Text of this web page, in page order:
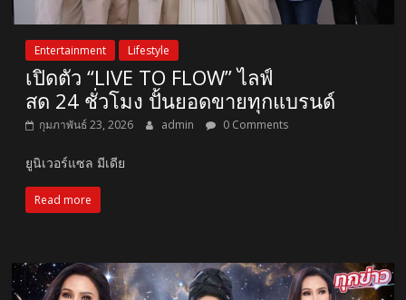
Entertainment Lifestyle
เปิดตัว “LIVE TO FLOW” ไลฟ์
สด 24 ชั่วโมง ปั้นยอดขายทุกแบรนด์
กุมภาพันธ์ 23, 2026 admin 0 Comments
ยูนิเวอร์แซล มีเดีย
Read more